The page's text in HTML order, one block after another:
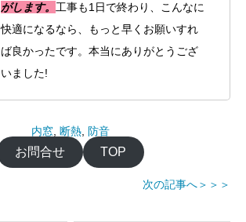
がします。 工事も1日で終わり、こんなに
快適になるなら、もっと早くお願いすれ
ば良かったです。本当にありがとうござ
いました!
内窓 断熱 防音
お問合せ TOP
次の記事へ＞＞＞